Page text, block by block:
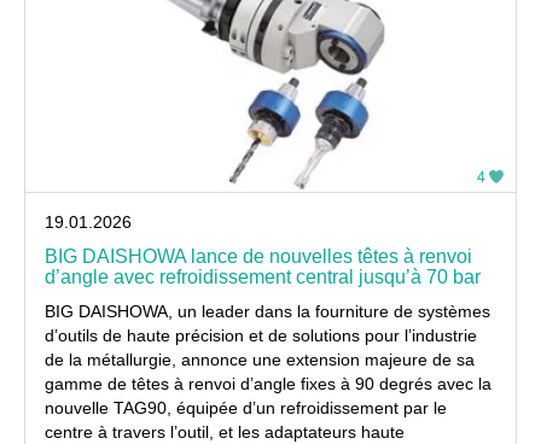
4
19.01.2026
BIG DAISHOWA lance de nouvelles têtes à renvoi
d’angle avec refroidissement central jusqu’à 70 bar
BIG DAISHOWA, un leader dans la fourniture de systèmes
d’outils de haute précision et de solutions pour l’industrie
de la métallurgie, annonce une extension majeure de sa
gamme de têtes à renvoi d’angle fixes à 90 degrés avec la
nouvelle TAG90, équipée d’un refroidissement par le
centre à travers l’outil, et les adaptateurs haute